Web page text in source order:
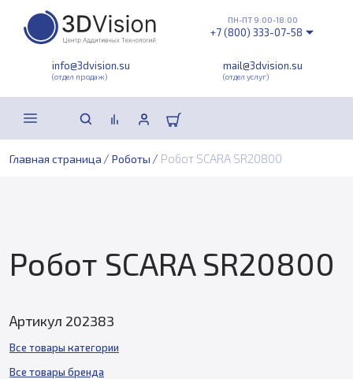
info@3dvision.su
(отдел продаж)
mail@3dvision.su
(отдел услуг)
ПН-ПТ 9:00-18:00
+7 (800) 333-07-58
Главная страница / Роботы / Робот SCARA SR20800
Робот SCARA SR20800
Артикул 202383
Все товары категории
Все товары бренда